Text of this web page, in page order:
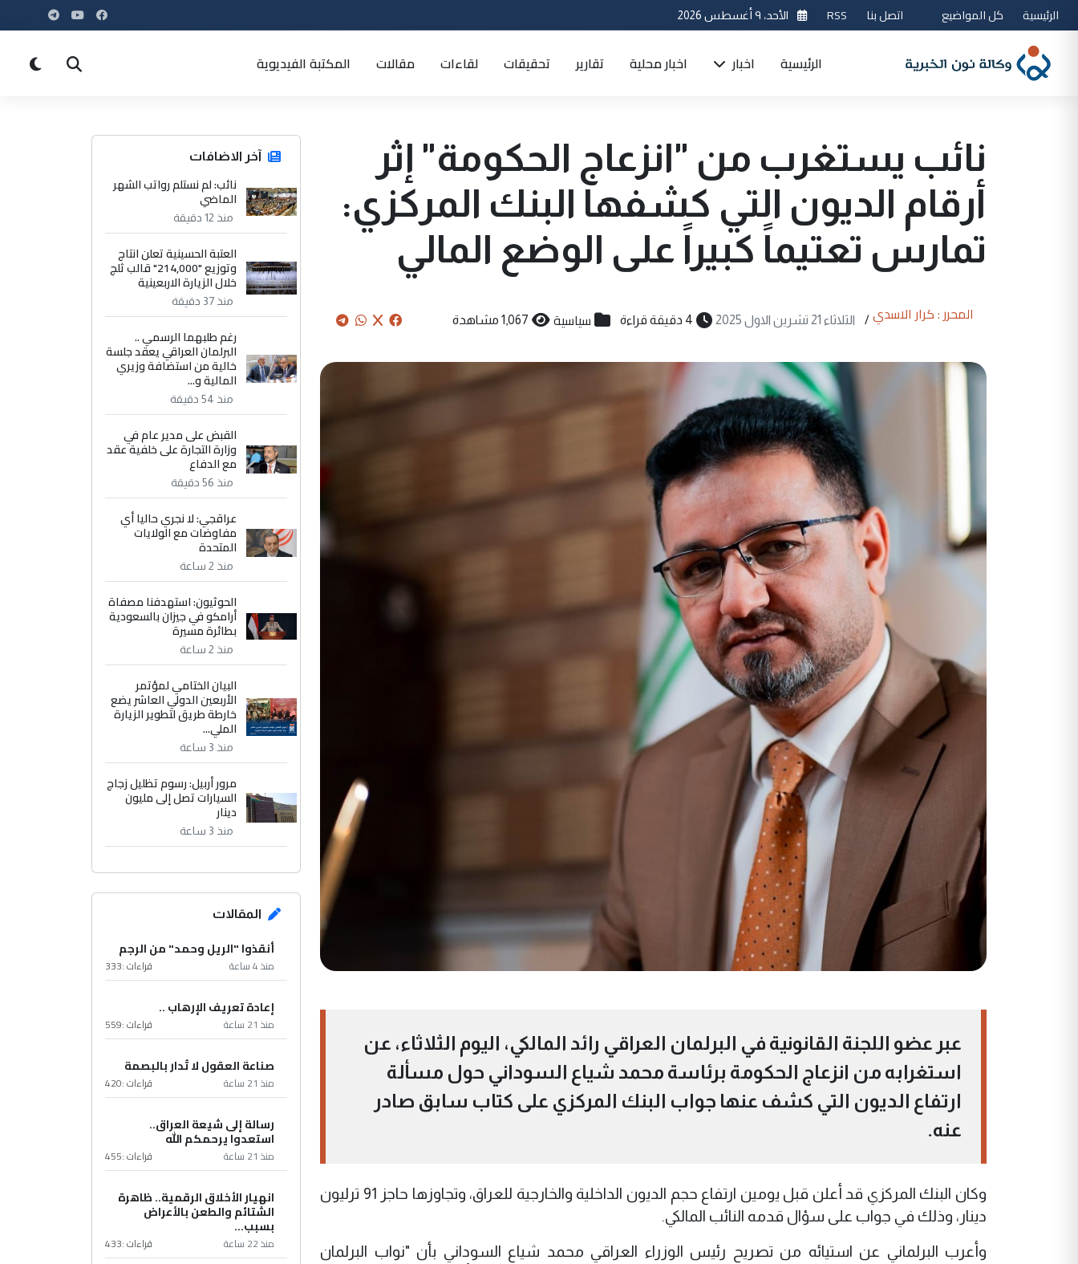
الرئيسية كل المواضيع اتصل بنا RSS الأحد، ٩ أغسطس 2026
الرئيسية اخبار اخبار محلية تقارير تحقيقات لقاءات مقالات المكتبة الفيديوية
نائب يستغرب من "انزعاج الحكومة" إثر
أرقام الديون التي كشفها البنك المركزي:
تمارس تعتيماً كبيراً على الوضع المالي
المحرر : كرار الاسدي / الثلاثاء 21 تشرين الاول 2025 4 دقيقة قراءة سياسية 1,067 مشاهدة
عبر عضو اللجنة القانونية في البرلمان العراقي رائد المالكي، اليوم الثلاثاء، عن
استغرابه من انزعاج الحكومة برئاسة محمد شياع السوداني حول مسألة
ارتفاع الديون التي كشف عنها جواب البنك المركزي على كتاب سابق صادر
عنه.
وكان البنك المركزي قد أعلن قبل يومين ارتفاع حجم الديون الداخلية والخارجية للعراق، وتجاوزها حاجز 91 ترليون
دينار، وذلك في جواب على سؤال قدمه النائب المالكي.
وأعرب البرلماني عن استيائه من تصريح رئيس الوزراء العراقي محمد شياع السوداني بأن "نواب البرلمان
آخر الاضافات
نائب: لم نستلم رواتب الشهر
الماضي
منذ 12 دقيقة
العتبة الحسينية تعلن انتاج
وتوزيع "214,000" قالب ثلج
خلال الزيارة الاربعينية
منذ 37 دقيقة
رغم طلبهما الرسمي ..
البرلمان العراقي يعقد جلسة
خالية من استضافة وزيري
المالية و...
منذ 54 دقيقة
القبض على مدير عام في
وزارة التجارة على خلفية عقد
مع الدفاع
منذ 56 دقيقة
عراقجي: لا نجري حاليا أي
مفاوضات مع الولايات
المتحدة
منذ 2 ساعة
الحوثيون: استهدفنا مصفاة
أرامكو في جيزان بالسعودية
بطائرة مسيرة
منذ 2 ساعة
البيان الختامي لمؤتمر
الأربعين الدولي العاشر يضع
خارطة طريق لتطوير الزيارة
الملي...
منذ 3 ساعة
مرور أربيل: رسوم تظليل زجاج
السيارات تصل إلى مليون
دينار
منذ 3 ساعة
المقالات
أنقذوا "الريل وحمد" من الرجم
منذ 4 ساعة قراءات :333
إعادة تعريف الإرهاب ..
منذ 21 ساعة قراءات :559
صناعة العقول لا تُدار بالبصمة
منذ 21 ساعة قراءات :420
رسالة إلى شيعة العراق..
استعدوا يرحمكم الله
منذ 21 ساعة قراءات :455
انهيار الأخلاق الرقمية.. ظاهرة
الشتائم والطعن بالأعراض
بسبب...
منذ 22 ساعة قراءات :433